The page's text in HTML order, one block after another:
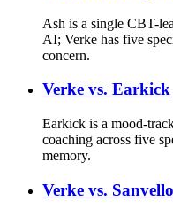
Ash is a single CBT-
AI; Verke has five
concern.
Verke vs. Earkick
Earkick is a mood-
coaching across five
memory.
Verke vs. Sanvello